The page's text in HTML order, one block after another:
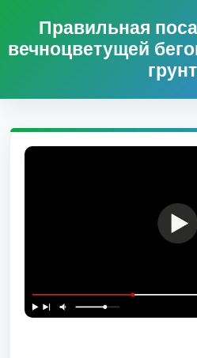
Правильная
вечноцветущей